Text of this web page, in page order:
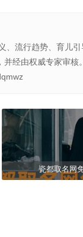
、流行趋势、育儿
经由权威专家审
瓷都取名网